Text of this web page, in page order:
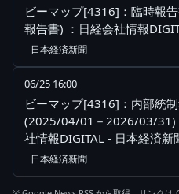
ビーマップ[4316]：臨時報
報告書) ：日経会社情報
日本経済新聞
06/25 16:00
ビーマップ[4316]：内部統
(2025/04/01－2026/03/31)
社情報DIGITAL - 日本経済新
日本経済新聞